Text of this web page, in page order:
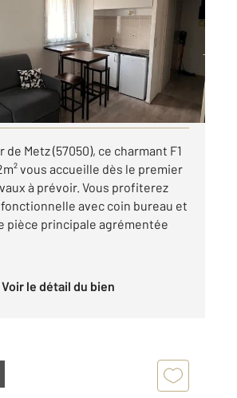
F1 à louer
comprises
Metz (57050), ce charmant F1
vous accueille dès le premier
à prévoir. Vous profiterez
avec coin bureau et
pièce principale agrémentée
Voir le détail du bien